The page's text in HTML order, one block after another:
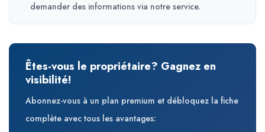
demander des informations via notre service.
Êtes-vous le propriétaire? Gagnez en
visibilité!
Abonnez-vous à un plan premium et débloquez la fiche
complète avec tous les avantages: